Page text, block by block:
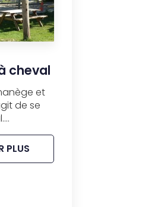
cheval
et
de se
PLUS